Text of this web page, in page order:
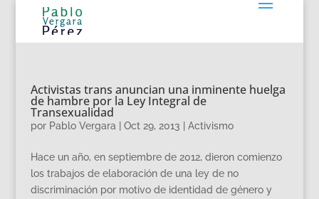
Activistas trans anuncian una inminente huelga
de hambre por la Ley Integral de
Transexualidad
por Pablo Vergara Oct 29, 2013 Activismo
Hace un año, en septiembre de 2012, dieron comienzo
los trabajos de elaboración de una ley de no
discriminación por motivo de identidad de género y